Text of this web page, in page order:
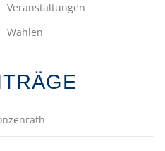
Veranstaltungen
Wahlen